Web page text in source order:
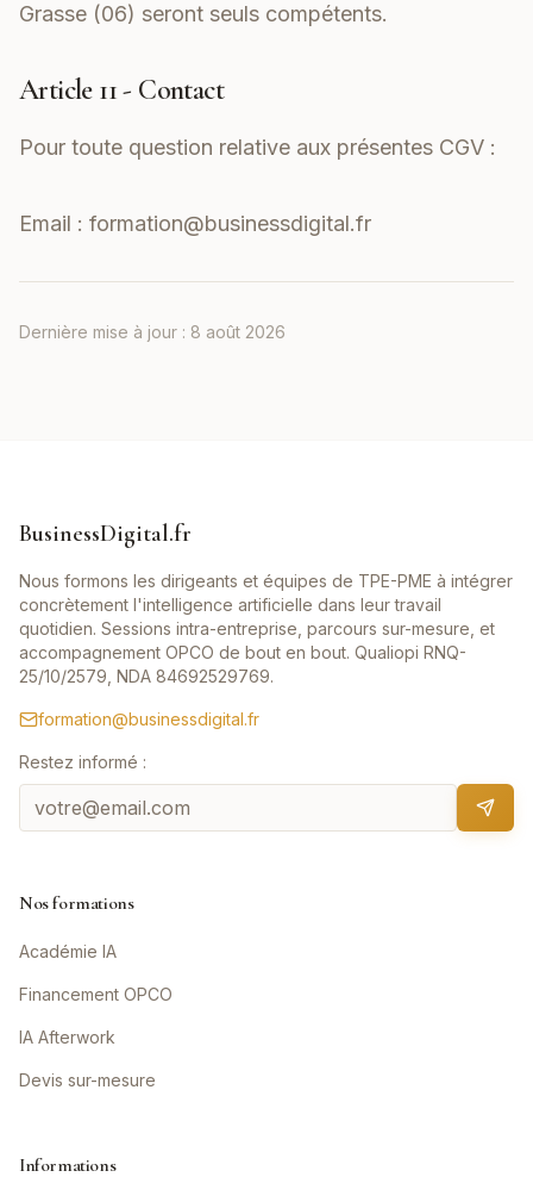
Grasse (06) seront seuls compétents.
Article 11 - Contact
Pour toute question relative aux présentes CGV :
Email : formation@businessdigital.fr
Dernière mise à jour : 8 août 2026
BusinessDigital.fr
Nous formons les dirigeants et équipes de TPE-PME à intégrer
concrètement l'intelligence artificielle dans leur travail
quotidien. Sessions intra-entreprise, parcours sur-mesure, et
accompagnement OPCO de bout en bout. Qualiopi RNQ-
25/10/2579, NDA 84692529769.
formation@businessdigital.fr
Restez informé :
Nos formations
Académie IA
Financement OPCO
IA Afterwork
Devis sur-mesure
Informations